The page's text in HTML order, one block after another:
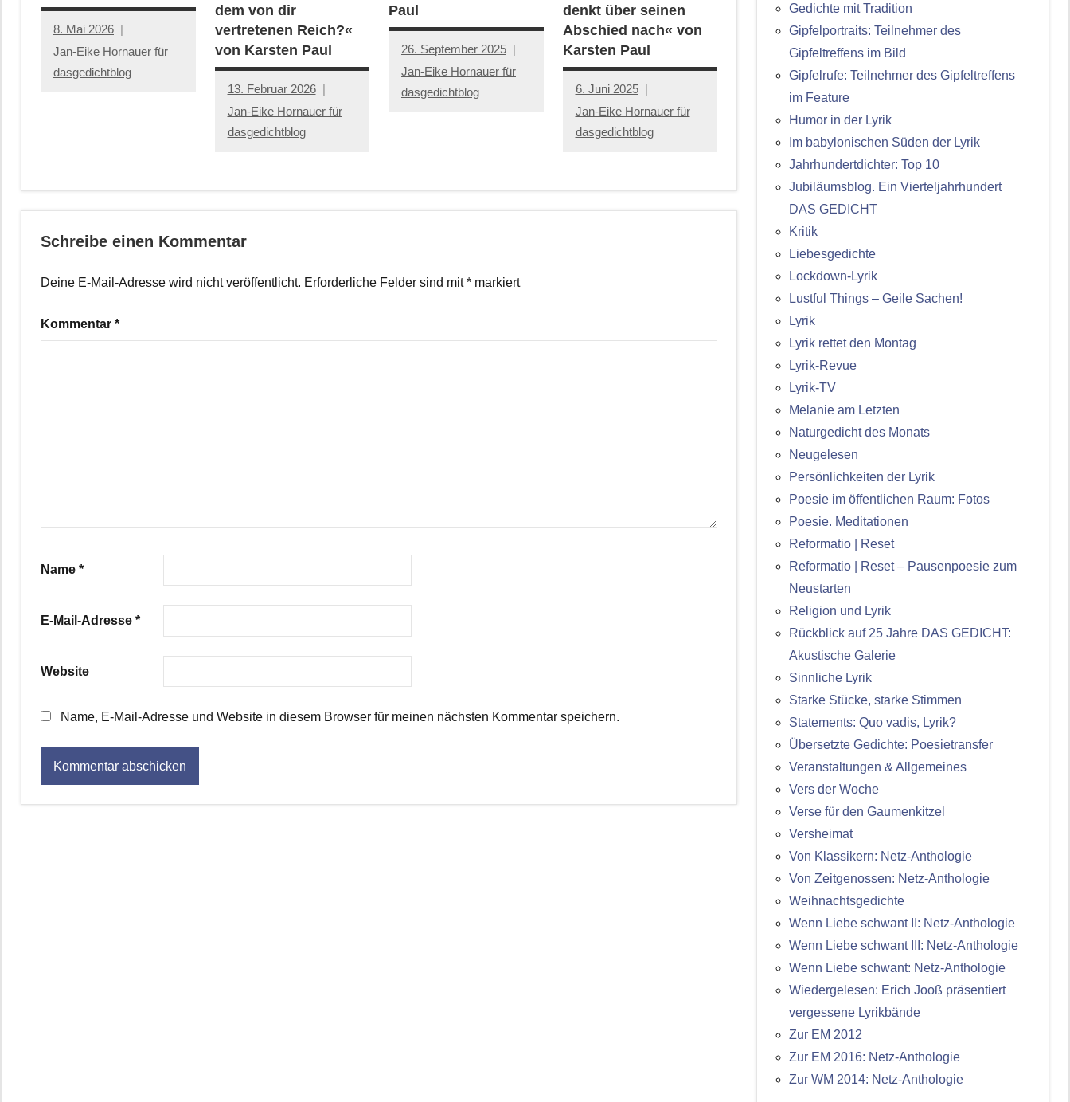
8. Mai 2026
Jan-Eike Hornauer für
dasgedichtblog
dem von dir
vertretenen Reich?«
von Karsten Paul
13. Februar 2026
Jan-Eike Hornauer für
dasgedichtblog
Paul
26. September 2025
Jan-Eike Hornauer für
dasgedichtblog
denkt über seinen
Abschied nach« von
Karsten Paul
6. Juni 2025
Jan-Eike Hornauer für
dasgedichtblog
Schreibe einen Kommentar
Deine E-Mail-Adresse wird nicht veröffentlicht. Erforderliche Felder sind mit* markiert
Kommentar *
Name *
E-Mail-Adresse *
Website
Name, E-Mail-Adresse und Website in diesem Browser für meinen nächsten Kommentar speichern.
Gedichte mit Tradition
Gipfelportraits: Teilnehmer des
Gipfeltreffens im Bild
Gipfelrufe: Teilnehmer des Gipfeltreffens
im Feature
Humor in der Lyrik
Im babylonischen Süden der Lyrik
Jahrhundertdichter: Top 10
Jubiläumsblog. Ein Vierteljahrhundert
DAS GEDICHT
Kritik
Liebesgedichte
Lockdown-Lyrik
Lustful Things – Geile Sachen!
Lyrik
Lyrik rettet den Montag
Lyrik-Revue
Lyrik-TV
Melanie am Letzten
Naturgedicht des Monats
Neugelesen
Persönlichkeiten der Lyrik
Poesie im öffentlichen Raum: Fotos
Poesie. Meditationen
Reformatio | Reset
Reformatio | Reset – Pausenpoesie zum
Neustarten
Religion und Lyrik
Rückblick auf 25 Jahre DAS GEDICHT:
Akustische Galerie
Sinnliche Lyrik
Starke Stücke, starke Stimmen
Statements: Quo vadis, Lyrik?
Übersetzte Gedichte: Poesietransfer
Veranstaltungen & Allgemeines
Vers der Woche
Verse für den Gaumenkitzel
Versheimat
Von Klassikern: Netz-Anthologie
Von Zeitgenossen: Netz-Anthologie
Weihnachtsgedichte
Wenn Liebe schwant II: Netz-Anthologie
Wenn Liebe schwant III: Netz-Anthologie
Wenn Liebe schwant: Netz-Anthologie
Wiedergelesen: Erich Jooß präsentiert
vergessene Lyrikbände
Zur EM 2012
Zur EM 2016: Netz-Anthologie
Zur WM 2014: Netz-Anthologie